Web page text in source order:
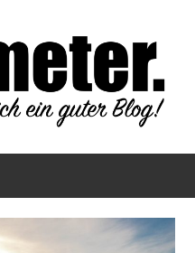
Hüsometer
Blog